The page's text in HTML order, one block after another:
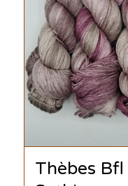
Thèbes